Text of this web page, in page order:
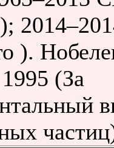
).
(За